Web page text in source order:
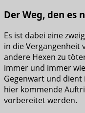
Der Weg, den es
Es ist dabei eine
in die Vergangenheit
andere Hexen zu
immer und immer
Gegenwart und dient
hier kommende
vorbereitet werden.